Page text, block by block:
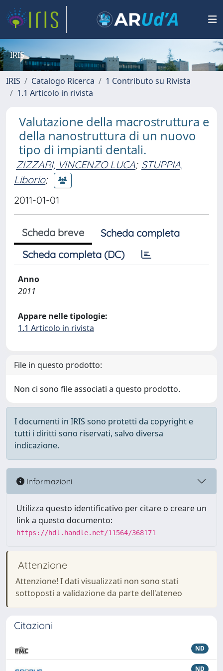
IRIS
IRIS Catalogo Ricerca
1 Contributo su Rivista
1.1 Articolo in rivista
Valutazione della macrostruttura e
della nanostruttura di un nuovo
tipo di impianti dentali.
ZIZZARI, VINCENZO LUCA; STUPPIA,
Liborio;
2011-01-01
Scheda breve
Scheda completa
Scheda completa (DC)
Anno
2011
Appare nelle tipologie:
1.1 Articolo in rivista
File in questo prodotto:
Non ci sono file associati a questo prodotto.
I documenti in IRIS sono protetti da copyright e
tutti i diritti sono riservati, salvo diversa
indicazione.
Informazioni
Utilizza questo identificativo per citare o creare un
link a questo documento:
https://hdl.handle.net/11564/368171
Attenzione
Attenzione! I dati visualizzati non sono stati
sottoposti a validazione da parte dell'ateneo
Citazioni
ND
ND